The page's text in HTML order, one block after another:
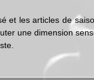
et les articles de
une dimension